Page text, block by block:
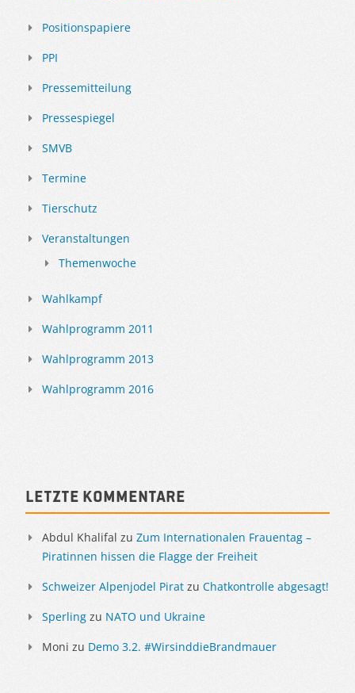
Positionspapiere
PPI
Pressemitteilung
Pressespiegel
SMVB
Termine
Tierschutz
Veranstaltungen
Themenwoche
Wahlkampf
Wahlprogramm 2011
Wahlprogramm 2013
Wahlprogramm 2016
Letzte Kommentare
Abdul Khalifal zu Zum Internationalen Frauentag –
Piratinnen hissen die Flagge der Freiheit
Schweizer Alpenjodel Pirat zu Chatkontrolle abgesagt!
Sperling zu NATO und Ukraine
Moni zu Demo 3.2. #WirsinddieBrandmauer